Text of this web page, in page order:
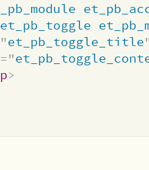
et_pb_toggle
"et_pb_toggle_title
="
p>